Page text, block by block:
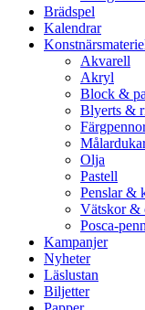
Brädspel
Kalendrar
Akvarell
Akryl
Block &
Blyerts &
Olja
Pastell
Penslar &
Vätskor &
Posca-
Kampanjer
Nyheter
Läslustan
Biljetter